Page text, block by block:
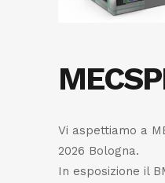
Vi aspettiamo a
2026 Bologna.
In esposizione il